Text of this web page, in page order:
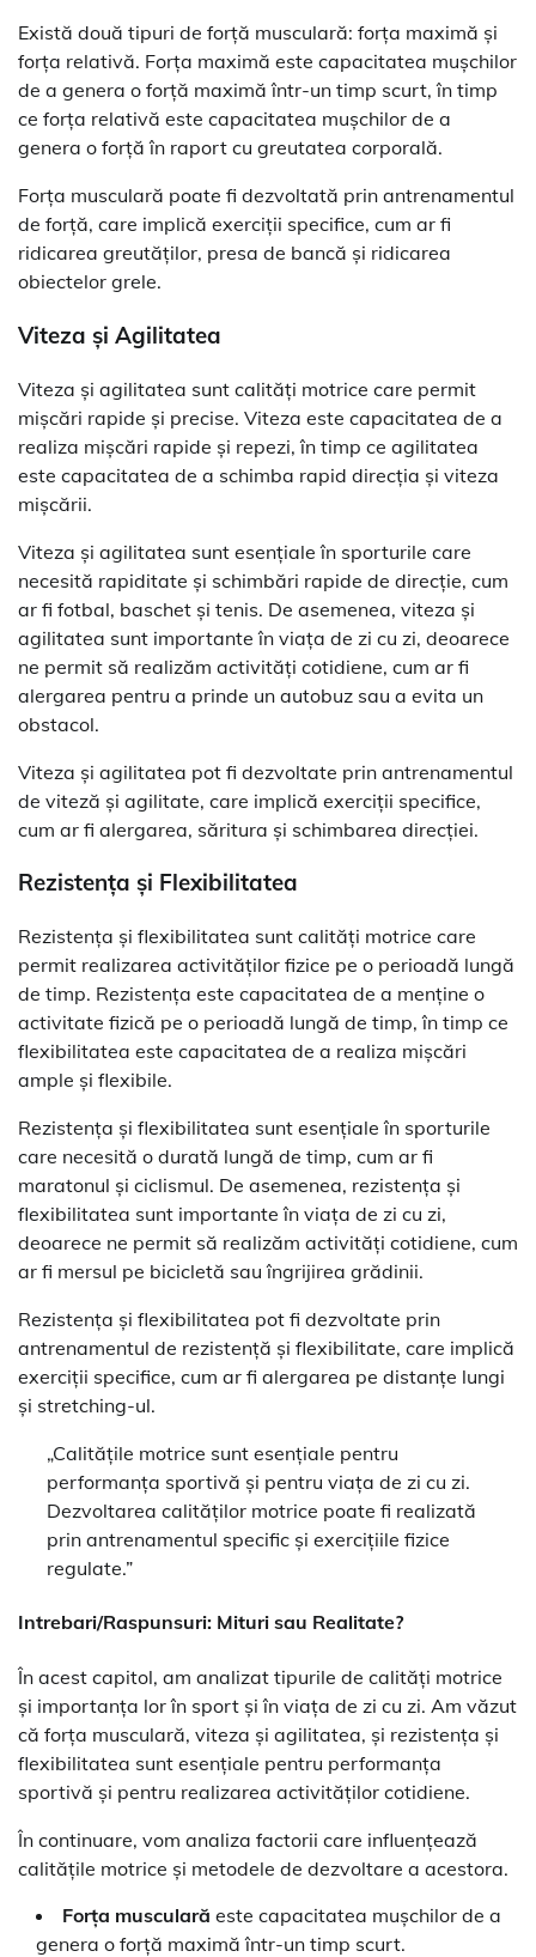
Există două tipuri de forță musculară: forța maximă și
forța relativă. Forța maximă este capacitatea mușchilor
de a genera o forță maximă într-un timp scurt, în timp
ce forța relativă este capacitatea mușchilor de a
genera o forță în raport cu greutatea corporală.
Forța musculară poate fi dezvoltată prin antrenamentul
de forță, care implică exerciții specifice, cum ar fi
ridicarea greutăților, presa de bancă și ridicarea
obiectelor grele.
Viteza și Agilitatea
Viteza și agilitatea sunt calități motrice care permit
mișcări rapide și precise. Viteza este capacitatea de a
realiza mișcări rapide și repezi, în timp ce agilitatea
este capacitatea de a schimba rapid direcția și viteza
mișcării.
Viteza și agilitatea sunt esențiale în sporturile care
necesită rapiditate și schimbări rapide de direcție, cum
ar fi fotbal, baschet și tenis. De asemenea, viteza și
agilitatea sunt importante în viața de zi cu zi, deoarece
ne permit să realizăm activități cotidiene, cum ar fi
alergarea pentru a prinde un autobuz sau a evita un
obstacol.
Viteza și agilitatea pot fi dezvoltate prin antrenamentul
de viteză și agilitate, care implică exerciții specifice,
cum ar fi alergarea, săritura și schimbarea direcției.
Rezistența și Flexibilitatea
Rezistența și flexibilitatea sunt calități motrice care
permit realizarea activităților fizice pe o perioadă lungă
de timp. Rezistența este capacitatea de a menține o
activitate fizică pe o perioadă lungă de timp, în timp ce
flexibilitatea este capacitatea de a realiza mișcări
ample și flexibile.
Rezistența și flexibilitatea sunt esențiale în sporturile
care necesită o durată lungă de timp, cum ar fi
maratonul și ciclismul. De asemenea, rezistența și
flexibilitatea sunt importante în viața de zi cu zi,
deoarece ne permit să realizăm activități cotidiene, cum
ar fi mersul pe bicicletă sau îngrijirea grădinii.
Rezistența și flexibilitatea pot fi dezvoltate prin
antrenamentul de rezistență și flexibilitate, care implică
exerciții specifice, cum ar fi alergarea pe distanțe lungi
și stretching-ul.
„Calitățile motrice sunt esențiale pentru
performanța sportivă și pentru viața de zi cu zi.
Dezvoltarea calităților motrice poate fi realizată
prin antrenamentul specific și exercițiile fizice
regulate.”
Intrebari/Raspunsuri: Mituri sau Realitate?
În acest capitol, am analizat tipurile de calități motrice
și importanța lor în sport și în viața de zi cu zi. Am văzut
că forța musculară, viteza și agilitatea, și rezistența și
flexibilitatea sunt esențiale pentru performanța
sportivă și pentru realizarea activităților cotidiene.
În continuare, vom analiza factorii care influențează
calitățile motrice și metodele de dezvoltare a acestora.
Forța musculară este capacitatea mușchilor de a
genera o forță maximă într-un timp scurt.